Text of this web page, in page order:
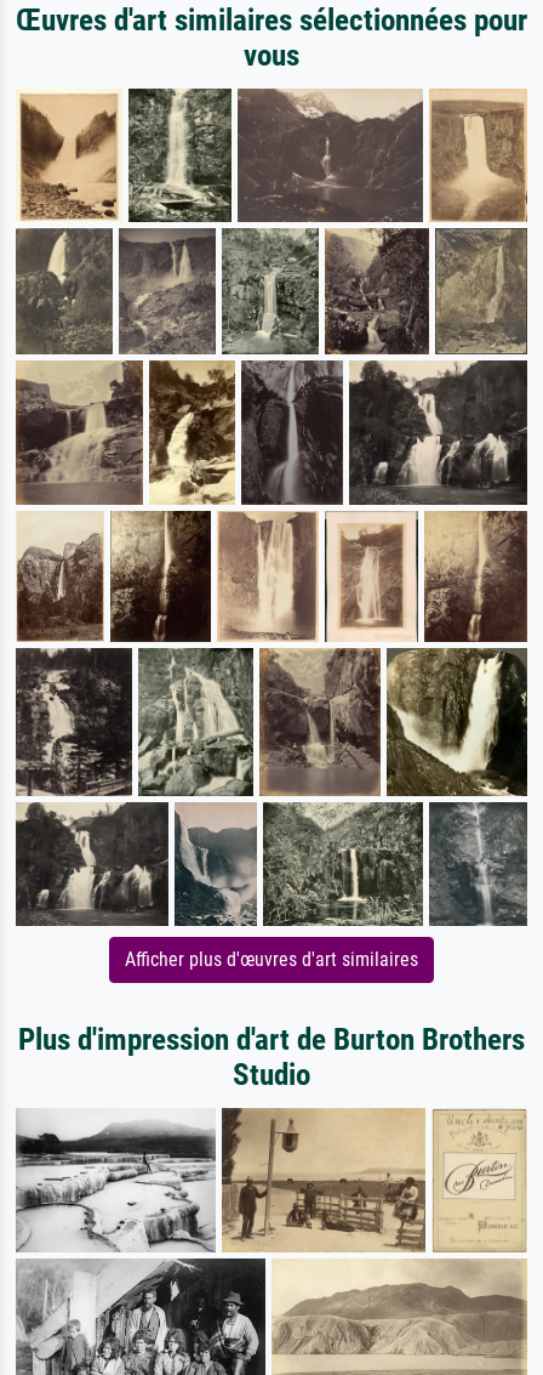
Œuvres d'art similaires sélectionnées pour
vous
Afficher plus d'œuvres d'art similaires
Plus d'impression d'art de Burton Brothers
Studio